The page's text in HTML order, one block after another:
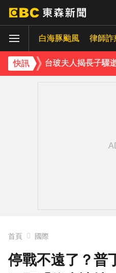
白海豚颱風 律師詐
快訊
下載東森App，隨
首頁 國際
停戰不遠了？普